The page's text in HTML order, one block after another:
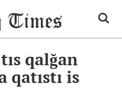
qalğan
qatıstı is